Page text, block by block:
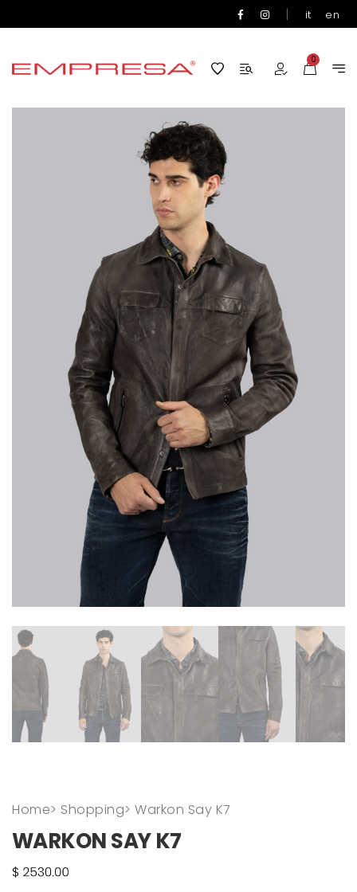
| it en
0
Home> Shopping> Warkon Say K7
WARKON SAY K7